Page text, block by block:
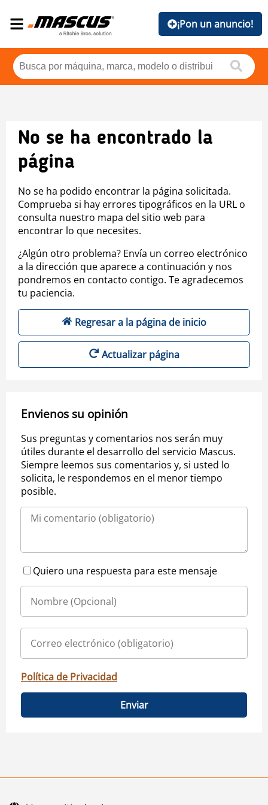
¡Pon un anuncio!
No se ha encontrado la
página
No se ha podido encontrar la página solicitada.
Comprueba si hay errores tipográficos en la URL o
consulta nuestro mapa del sitio web para
encontrar lo que necesites.
¿Algún otro problema? Envía un correo electrónico
a la dirección que aparece a continuación y nos
pondremos en contacto contigo. Te agradecemos
tu paciencia.
Regresar a la página de inicio
Actualizar página
Envienos su opinión
Sus preguntas y comentarios nos serán muy
útiles durante el desarrollo del servicio Mascus.
Siempre leemos sus comentarios y, si usted lo
solicita, le respondemos en el menor tiempo
posible.
Quiero una respuesta para este mensaje
Política de Privacidad
Enviar